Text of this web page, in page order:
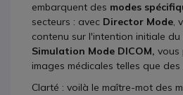
embarquent des modes
secteurs : avec Director Mode,
contenu sur l'intention initiale
Simulation Mode DICOM, vous
images médicales telles que des
Clarté : voilà le maître-mot des